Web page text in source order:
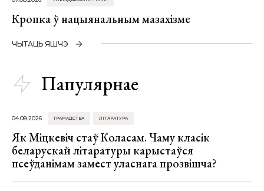
Кропка ў нацыянальным мазахізме
ЧЫТАЦЬ ЯШЧЭ
Папулярнае
04.08.2026 ГРАМАДСТВА ЛІТАРАТУРА
Як Міцкевіч стаў Коласам. Чаму класік
беларускай літаратуры карыстаўся
псеўданімам замест уласнага прозвішча?